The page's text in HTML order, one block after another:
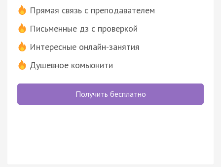
Прямая связь с преподавателем
Письменные дз с проверкой
Интересные онлайн-занятия
Душевное комьюнити
Получить бесплатно